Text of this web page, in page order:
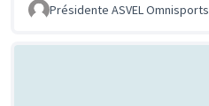
Présidente ASVEL Omnisports